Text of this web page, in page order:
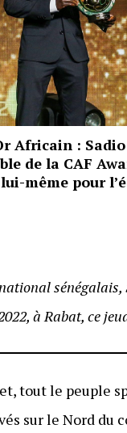
Africain :
de la CAF
lui-même pour
sénégalais,
à Rabat, ce
tout le peuple
sur le Nord du